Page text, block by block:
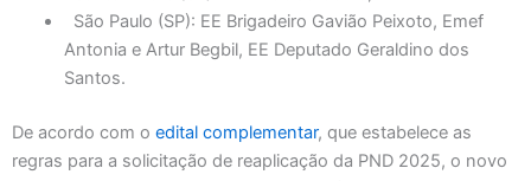
São Paulo (SP): EE Brigadeiro Gavião Peixoto, Emef
Antonia e Artur Begbil, EE Deputado Geraldino dos
Santos.
De acordo com o edital complementar, que estabelece as
regras para a solicitação de reaplicação da PND 2025, o novo